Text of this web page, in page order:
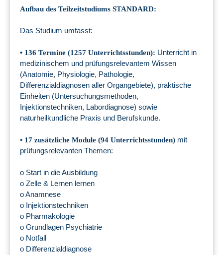
Aufbau des Teilzeitstudiums STANDARD:
Das Studium umfasst:
• 136 Termine (1257 Unterrichtsstunden): Unterricht in
medizinischem und prüfungsrelevantem Wissen
(Anatomie, Physiologie, Pathologie,
Differenzialdiagnosen aller Organgebiete), praktische
Einheiten (Untersuchungsmethoden,
Injektionstechniken, Labordiagnose) sowie
naturheilkundliche Praxis und Berufskunde.
• 17 zusätzliche Module (94 Unterrichtsstunden) mit
prüfungsrelevanten Themen:
o Start in die Ausbildung
o Zelle & Lernen lernen
o Anamnese
o Injektionstechniken
o Pharmakologie
o Grundlagen Psychiatrie
o Notfall
o Differenzialdiagnose